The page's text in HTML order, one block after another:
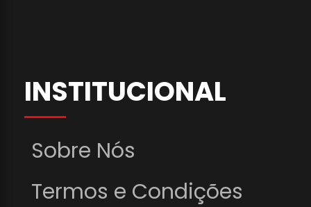
INSTITUCIONAL
Sobre Nós
Termos e Condições